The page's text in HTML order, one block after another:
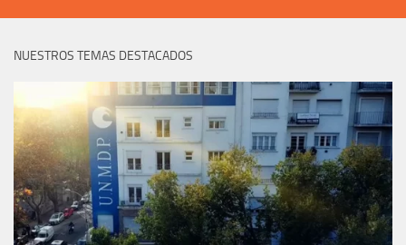
NUESTROS TEMAS DESTACADOS